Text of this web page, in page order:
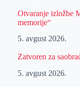
Otvaranje izložbe
memorije“
5. avgust 2026.
Zatvoren za
5. avgust 2026.